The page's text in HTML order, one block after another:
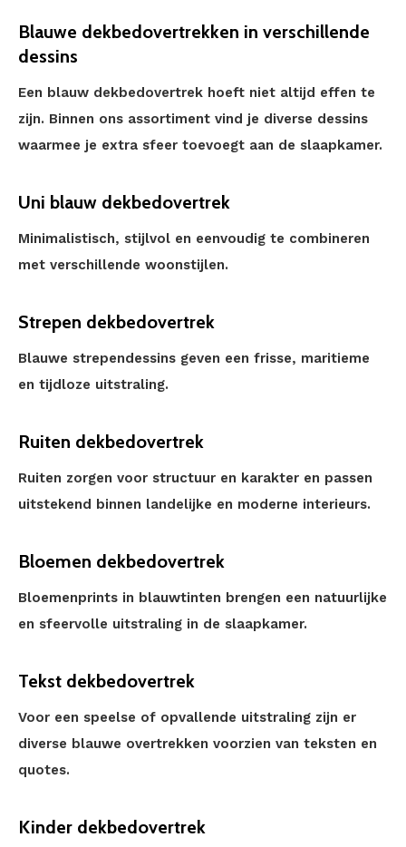
Blauwe dekbedovertrekken in verschillende
dessins
Een blauw dekbedovertrek hoeft niet altijd effen te
zijn. Binnen ons assortiment vind je diverse dessins
waarmee je extra sfeer toevoegt aan de slaapkamer.
Uni blauw dekbedovertrek
Minimalistisch, stijlvol en eenvoudig te combineren
met verschillende woonstijlen.
Strepen dekbedovertrek
Blauwe strependessins geven een frisse, maritieme
en tijdloze uitstraling.
Ruiten dekbedovertrek
Ruiten zorgen voor structuur en karakter en passen
uitstekend binnen landelijke en moderne interieurs.
Bloemen dekbedovertrek
Bloemenprints in blauwtinten brengen een natuurlijke
en sfeervolle uitstraling in de slaapkamer.
Tekst dekbedovertrek
Voor een speelse of opvallende uitstraling zijn er
diverse blauwe overtrekken voorzien van teksten en
quotes.
Kinder dekbedovertrek